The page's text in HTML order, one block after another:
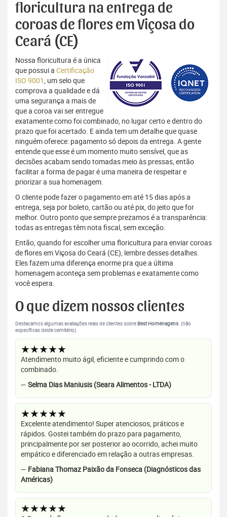
floricultura na entrega de
coroas de flores em Viçosa do
Ceará (CE)
Nossa floricultura é a única
que possui a Certificação
ISO 9001, um selo que
comprova a qualidade e dá
uma segurança a mais de
que a coroa vai ser entregue
exatamente como foi combinado, no lugar certo e dentro do
prazo que foi acertado. E ainda tem um detalhe que quase
ninguém oferece: pagamento só depois da entrega. A gente
entende que esse é um momento muito sensível, que as
decisões acabam sendo tomadas meio às pressas, então
facilitar a forma de pagar é uma maneira de respeitar e
priorizar a sua homenagem.
O cliente pode fazer o pagamento em até 15 dias após a
entrega, seja por boleto, cartão ou até pix, do jeito que for
melhor. Outro ponto que sempre prezamos é a transparência:
todas as entregas têm nota fiscal, sem exceção.
Então, quando for escolher uma floricultura para enviar coroas
de flores em Viçosa do Ceará (CE), lembre desses detalhes.
Eles fazem uma diferença enorme pra que a última
homenagem aconteça sem problemas e exatamente como
você espera.
O que dizem nossos clientes
Destacamos algumas avaliações reais de clientes sobre Best Homenagens. (não
específicas deste cemitério).
★★★★★
Atendimento muito ágil, eficiente e cumprindo com o
combinado.
— Selma Dias Maniusis (Seara Alimentos - LTDA)
★★★★★
Excelente atendimento! Super atenciosos, práticos e
rápidos. Gostei também do prazo para pagamento,
principalmente por ser posterior ao ocorrido, achei muito
empático e diferenciado em relação a outras empresas.
— Fabiana Thomaz Paixão da Fonseca (Diagnósticos das
Américas)
★★★★★